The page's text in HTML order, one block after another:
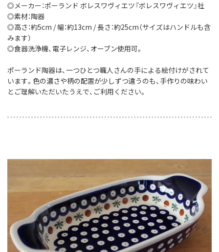
◎メーカー：ポーランド ボレスワヴィエツ『ボレスワヴィエツ』社
◎素材：陶器
◎高さ：約5cm / 幅：約13cm / 長さ：約25cm（サイズはハンドルも含
みます）
◎食器洗浄機、電子レンジ、オーブン使用可。
ポーランド陶器は、一つひとつ職人さんの手による絵付けがされて
います。色の濃さや柄の配置が少しずつ違うのも、手作りの味わい
とご理解いただいたうえで、ご利用ください。